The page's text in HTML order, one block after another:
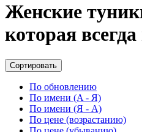
Женские
которая
Сортировать
По обновлению
По имени (A - Я)
По имени (Я - A)
По цене (возрастанию)